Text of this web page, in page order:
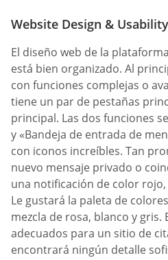
Website Design & Usability
El diseño web de la
está bien organizado. Al
con funciones complejas o
tiene un par de pestañas
principal. Las dos funciones
y «Bandeja de entrada de
con iconos increíbles. Tan
nuevo mensaje privado o
una notificación de color
Le gustará la paleta de
mezcla de rosa, blanco y gris.
adecuados para un sitio de
encontrará ningún detalle